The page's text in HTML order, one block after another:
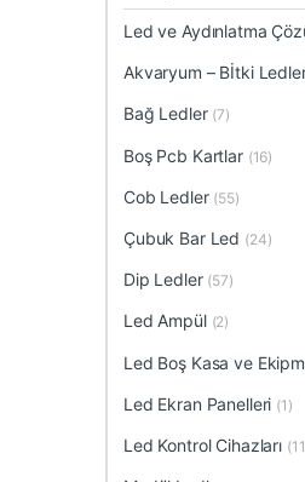
Led ve Aydınlatma
Akvaryum – Bİtki
Bağ Ledler (7)
Boş Pcb Kartlar (16)
Cob Ledler (55)
Çubuk Bar Led (24)
Dip Ledler (57)
Led Ampül (2)
Led Boş Kasa ve
Led Ekran Panelleri (1)
Led Kontrol Cihazları